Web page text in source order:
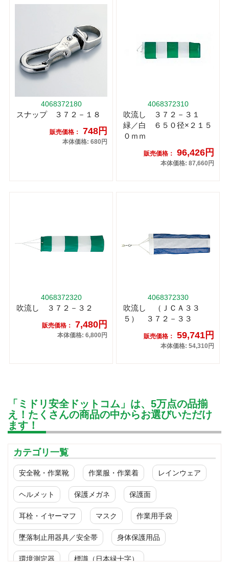
4068372180
スナップ ３７２－１８
販売価格： 748円
本体価格: 680円
4068372310
吹流し ３７２－３１
緑／白 ６５０径×２１５
０ｍｍ
販売価格： 96,426円
本体価格: 87,660円
4068372320
吹流し ３７２－３２
販売価格： 7,480円
本体価格: 6,800円
4068372330
吹流し （ＪＣＡ３３
５） ３７２－３３
販売価格： 59,741円
本体価格: 54,310円
「ミドリ安全ドットコム」は、5万点の品揃
え！たくさんの商品の中からお選びいただけ
ます！
カテゴリ一覧
安全靴・作業靴 作業服・作業着 レインウェア
ヘルメット 保護メガネ 保護面
耳栓・イヤーマフ マスク 作業用手袋
墜落制止用器具／安全帯 身体保護用品
環境測定器 標識（日本緑十字）